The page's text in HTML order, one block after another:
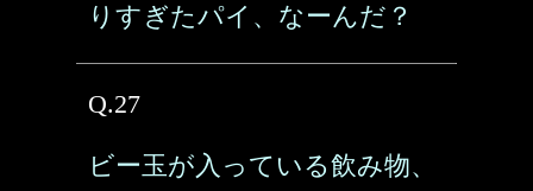
りすぎたパイ、なーんだ？
Q.27
ビー玉が入っている飲み物、